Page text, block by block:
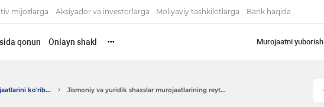
mijozlarga Aksiyador va investorlarga Moliyaviy tashkilotlarga Bank haqida
qonun Onlayn shakl ••• Murojaatni yuborish
ko'rib... Jismoniy va yuridik shaxslar murojaatlarining reyt...